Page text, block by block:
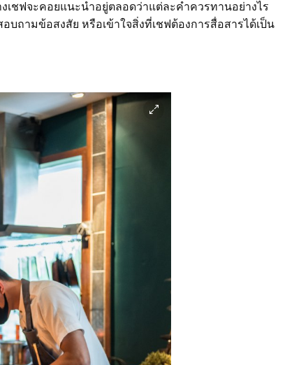
เชฟจะคอยแนะนำอยู่ตลอดว่าแต่ละคำควรทานอย่างไร
บถามข้อสงสัย หรือเข้าใจสิ่งที่เชฟต้องการสื่อสารได้เป็น